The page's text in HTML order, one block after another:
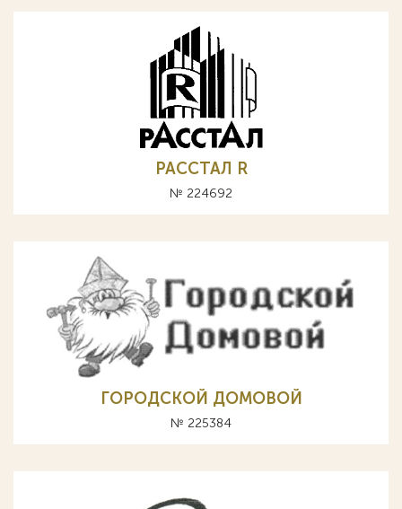
РАССТАЛ R
№ 224692
ГОРОДСКОЙ ДОМОВОЙ
№ 225384